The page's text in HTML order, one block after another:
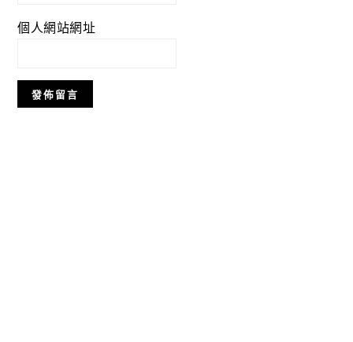
個人網站網址